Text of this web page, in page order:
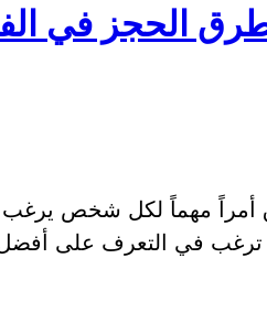
الحجز في
أمراً مهماً لكل شخص
ترغب في التعرف على